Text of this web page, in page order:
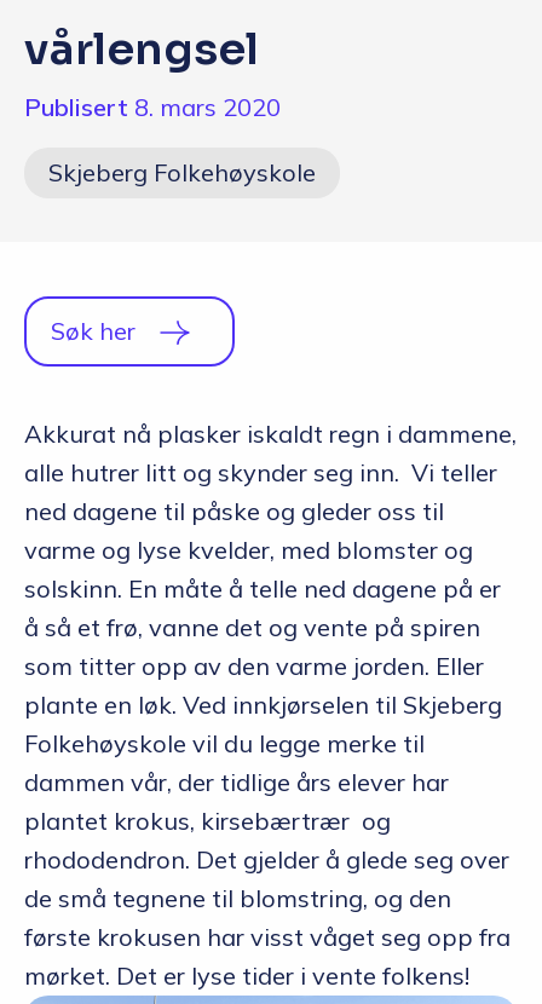
English
vårlengsel
Publisert 8. mars 2020
Skjeberg Folkehøyskole
Søk her
Akkurat nå plasker iskaldt regn i dammene,
alle hutrer litt og skynder seg inn. Vi teller
ned dagene til påske og gleder oss til
varme og lyse kvelder, med blomster og
solskinn. En måte å telle ned dagene på er
å så et frø, vanne det og vente på spiren
som titter opp av den varme jorden. Eller
plante en løk. Ved innkjørselen til Skjeberg
Folkehøyskole vil du legge merke til
dammen vår, der tidlige års elever har
plantet krokus, kirsebærtrær og
rhododendron. Det gjelder å glede seg over
de små tegnene til blomstring, og den
første krokusen har visst våget seg opp fra
mørket. Det er lyse tider i vente folkens!